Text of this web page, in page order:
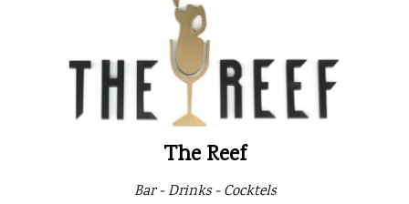
The Reef
Bar - Drinks - Cocktels